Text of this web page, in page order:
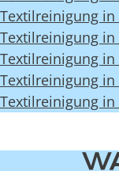
Textilreinigung in
Textilreinigung in
Textilreinigung in
Textilreinigung
Textilreinigung in